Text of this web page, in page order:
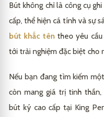
Bút không chỉ là công cụ
cấp, thể hiện cá tính và sự
bút khắc tên theo yêu
tới trải nghiệm đặc biệt cho
Nếu bạn đang tìm kiếm
còn mang giá trị tinh
bút ký cao cấp tại King